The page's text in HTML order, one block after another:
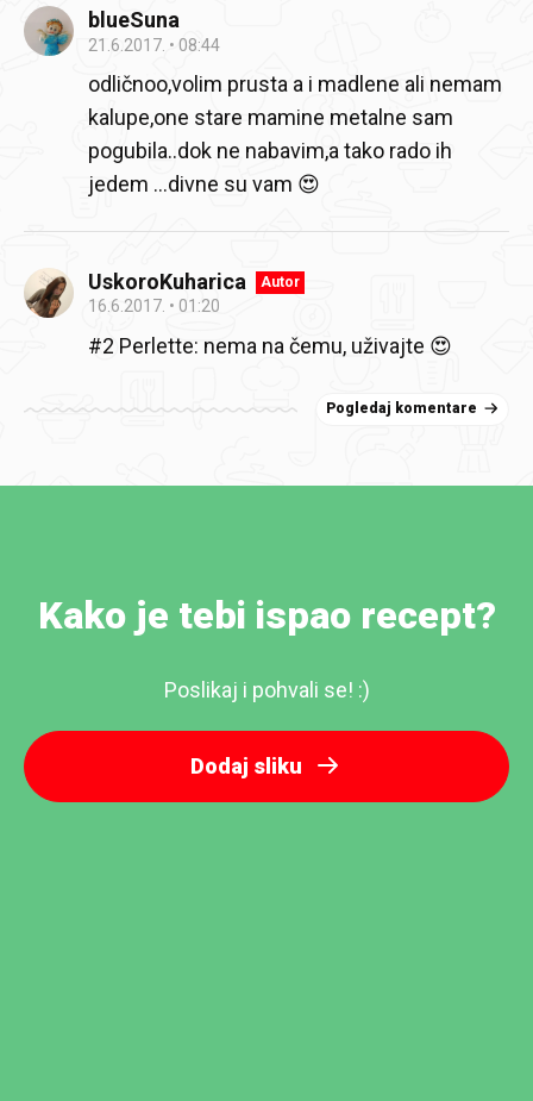
blueSuna
21.6.2017. 08:44
odličnoo,volim prusta a i madlene ali nemam
kalupe,one stare mamine metalne sam
pogubila..dok ne nabavim,a tako rado ih
jedem ...divne su vam 😍
UskoroKuharica Autor
16.6.2017. 01:20
#2 Perlette: nema na čemu, uživajte 😍
Pogledaj komentare
Kako je tebi ispao recept?
Poslikaj i pohvali se! :)
Dodaj sliku